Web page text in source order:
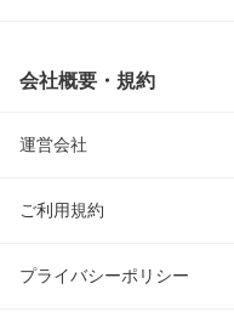
会社概要・規約
運営会社
ご利用規約
プライバシーポリシー